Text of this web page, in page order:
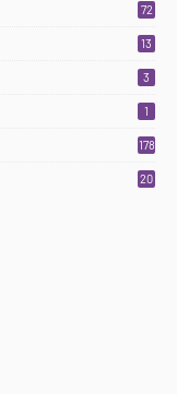
72
13
3
1
178
20